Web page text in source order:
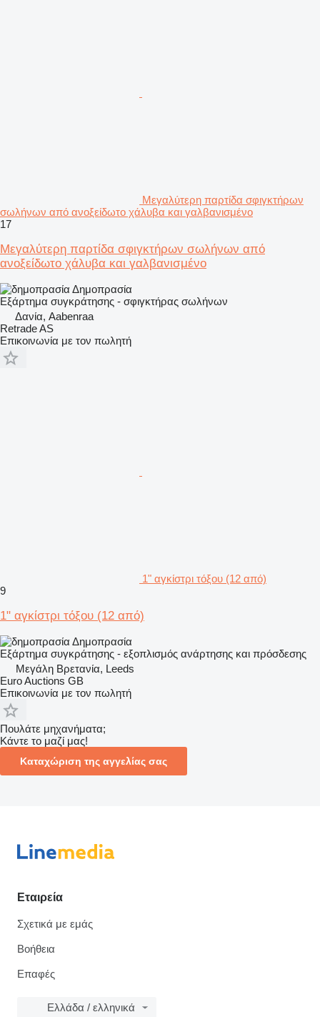
Μεγαλύτερη παρτίδα σφιγκτήρων
σωλήνων από ανοξείδωτο χάλυβα και γαλβανισμένο
17
Μεγαλύτερη παρτίδα σφιγκτήρων σωλήνων από
ανοξείδωτο χάλυβα και γαλβανισμένο
Δημοπρασία
Εξάρτημα συγκράτησης - σφιγκτήρας σωλήνων
Δανία, Aabenraa
Retrade AS
Επικοινωνία με τον πωλητή
1" αγκίστρι τόξου (12 από)
9
1" αγκίστρι τόξου (12 από)
Δημοπρασία
Εξάρτημα συγκράτησης - εξοπλισμός ανάρτησης και πρόσδεσης
Μεγάλη Βρετανία, Leeds
Euro Auctions GB
Επικοινωνία με τον πωλητή
Πουλάτε μηχανήματα;
Κάντε το μαζί μας!
Καταχώριση της αγγελίας σας
Εταιρεία
Σχετικά με εμάς
Βοήθεια
Επαφές
Ελλάδα / ελληνικά